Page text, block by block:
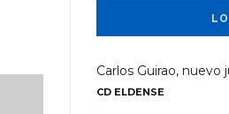
Carlos Guirao,
CD ELDENSE